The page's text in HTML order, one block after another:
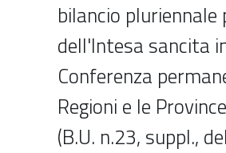
bilancio
dell'Intesa sancita
Conferenza
Regioni e le
(B.U. n.23, suppl.,